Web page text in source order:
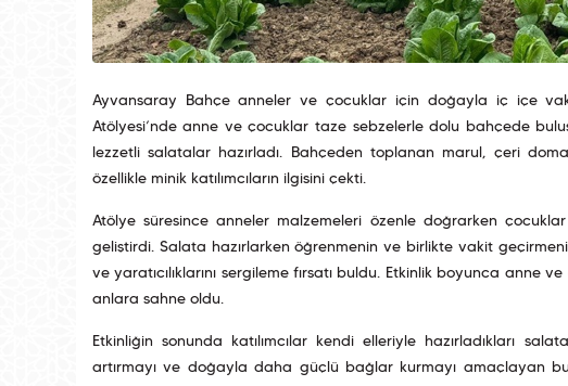
Ayvansaray Bahçe anneler ve çocuklar için doğayla iç içe
Atölyesi’nde anne ve çocuklar taze sebzelerle dolu bahçede
lezzetli salatalar hazırladı. Bahçeden toplanan marul, çeri
özellikle minik katılımcıların ilgisini çekti.
Atölye süresince anneler malzemeleri özenle doğrarken
geliştirdi. Salata hazırlarken öğrenmenin ve birlikte vakit
ve yaratıcılıklarını sergileme fırsatı buldu. Etkinlik boyunca
anlara sahne oldu.
Etkinliğin sonunda katılımcılar kendi elleriyle hazırladıkları
artırmayı ve doğayla daha güçlü bağlar kurmayı amaçlayan